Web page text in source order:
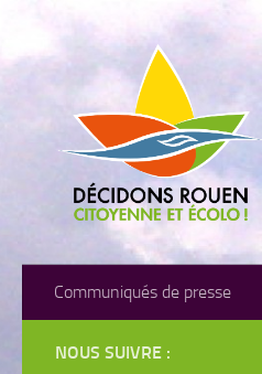
Communiqués de presse
NOUS SUIVRE :